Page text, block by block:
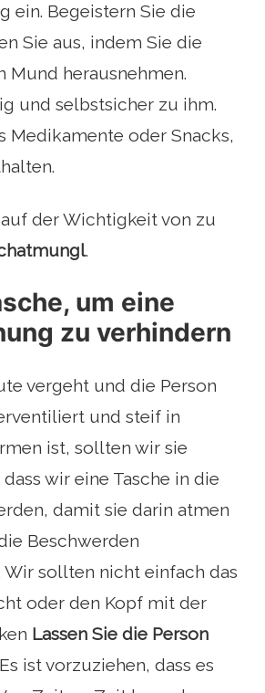
ein. Begeistern Sie die
Sie aus, indem Sie die
Mund herausnehmen.
und selbstsicher zu ihm.
Medikamente oder Snacks,
der Wichtigkeit von zu
l.
um eine
zu verhindern
vergeht und die Person
und steif in
ist, sollten wir sie
wir eine Tasche in die
damit sie darin atmen
Beschwerden
Wir sollten nicht einfach das
oder den Kopf mit der
Lassen Sie die Person
ist vorzuziehen, dass es